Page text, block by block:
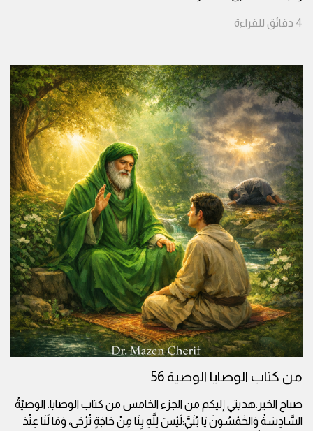
4 دقائق للقراءة
من كتاب الوصايا الوصية 56
صباح الخير.هديتي إليكم من الجزء الخامس من كتاب الوصايا. الوصيّةُ
السَّادِسَةُ وَالخَمْسُونَ يَا بُنَيَّ:لَيْسَ لِلَّهِ بِنَا مِنْ حَاجَةٍ تُرْجَى، وَمَا لَنَا عِنْدَ